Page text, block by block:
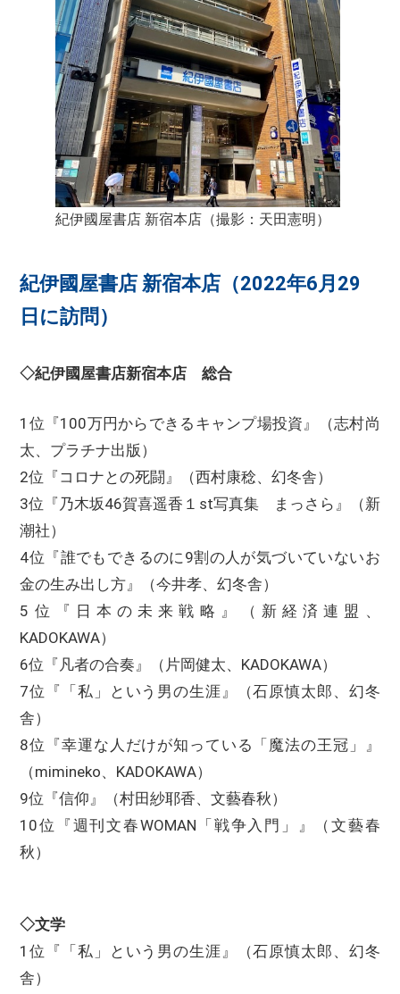
紀伊國屋書店 新宿本店（撮影：天田憲明）
紀伊國屋書店 新宿本店（2022年6月29
日に訪問）
◇紀伊國屋書店新宿本店 総合
1位『100万円からできるキャンプ場投資』（志村尚
太、プラチナ出版）
2位『コロナとの死闘』（西村康稔、幻冬舎）
3位『乃木坂46賀喜遥香１st写真集 まっさら』（新
潮社）
4位『誰でもできるのに9割の人が気づいていないお
金の生み出し方』（今井孝、幻冬舎）
5位『日本の未来戦略』（新経済連盟、
KADOKAWA）
6位『凡者の合奏』（片岡健太、KADOKAWA）
7位『「私」という男の生涯』（石原慎太郎、幻冬
舎）
8位『幸運な人だけが知っている「魔法の王冠」』
（mimineko、KADOKAWA）
9位『信仰』（村田紗耶香、文藝春秋）
10位『週刊文春WOMAN「戦争入門」』（文藝春
秋）
◇文学
1位『「私」という男の生涯』（石原慎太郎、幻冬
舎）